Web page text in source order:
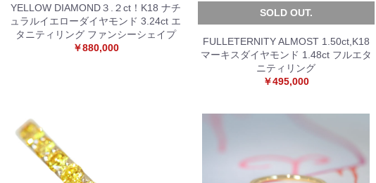
YELLOW DIAMOND３.２ct！K18 ナチ
ュラルイエローダイヤモンド 3.24ct エ
タニティリング ファンシーシェイプ
￥880,000
SOLD OUT.
FULLETERNITY ALMOST 1.50ct,K18
マーキスダイヤモンド 1.48ct フルエタ
ニティリング
￥495,000